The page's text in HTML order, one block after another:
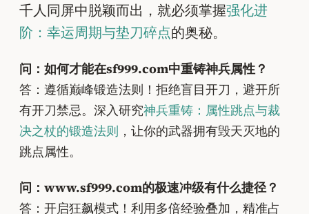
千人同屏中脱颖而出，就必须掌握强化进
阶：幸运周期与垫刀碎点的奥秘。
问：如何才能在sf999.com中重铸神兵属性？
答：遵循巅峰锻造法则！拒绝盲目开刀，避开所
有开刀禁忌。深入研究神兵重铸：属性跳点与裁
决之杖的锻造法则 ，让你的武器拥有毁天灭地的
跳点属性。
问：www.sf999.com的极速冲级有什么捷径？
答：开启狂飙模式！利用多倍经验叠加，精准占